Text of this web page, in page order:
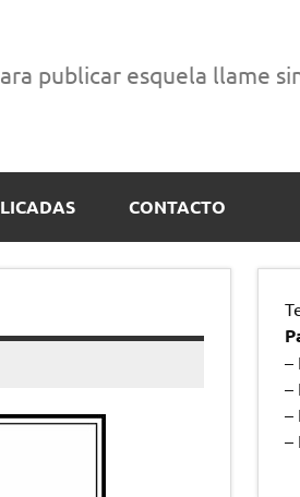
publicar esquela llame
CONTACTO
–
–
–
–